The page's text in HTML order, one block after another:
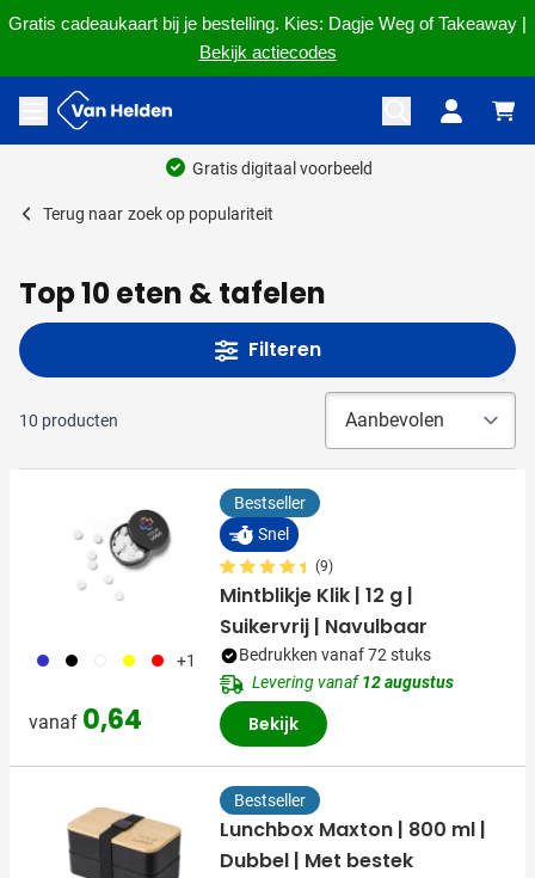
Gratis cadeaukaart bij je bestelling. Kies: Dagje Weg of Takeaway |
Bekijk actiecodes
Ga naar de inhoud
Menu openen
Gratis digitaal voorbeeld
Terug naar zoek op populariteit
Top 10 eten & tafelen
Filteren
10 producten
023 001 002 006 008 +1
vanaf 0,64
Bestseller
Snel
(9)
Mintblikje Klik | 12 g |
Suikervrij | Navulbaar
Bedrukken vanaf 72 stuks
Levering vanaf12 augustus
Bekijk
Bestseller
Lunchbox Maxton | 800 ml |
Dubbel | Met bestek